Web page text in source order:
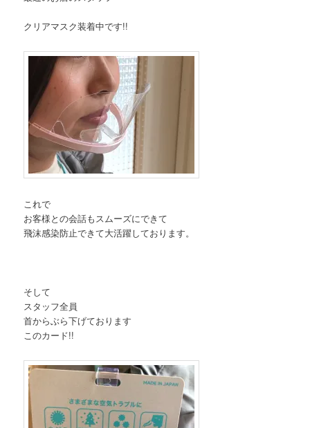
クリアマスク装着中です!!
これで
お客様との会話もスムーズにできて
飛沫感染防止できて大活躍しております。
そして
スタッフ全員
首からぶら下げております
このカード!!